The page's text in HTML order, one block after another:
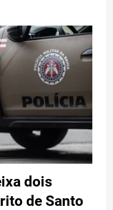
dois
de Santo